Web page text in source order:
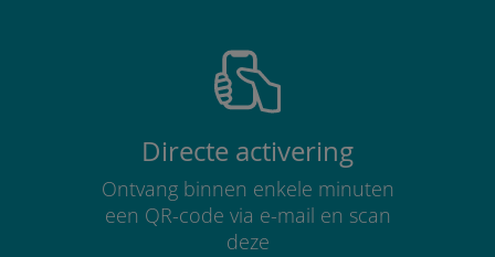
Directe activering
Ontvang binnen enkele minuten
een QR-code via e-mail en scan
deze